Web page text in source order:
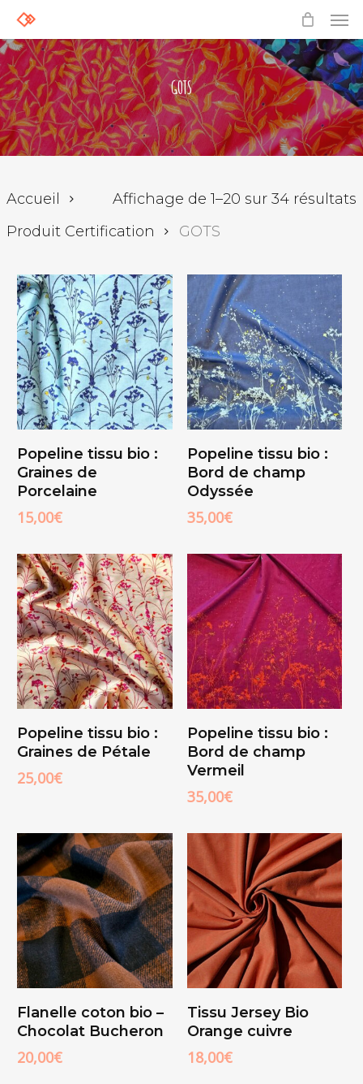
Skip
main
content
GOTS
Affichage de 1–20 sur 34 résultats
Accueil
Produit Certification
GOTS
Ajouter Au
Panier
Popeline tissu bio :
Graines de
Porcelaine
15,00€
Ajouter Au
Panier
Popeline tissu bio :
Bord de champ
Odyssée
35,00€
Ajouter Au
Panier
Popeline tissu bio :
Graines de Pétale
25,00€
Ajouter Au
Panier
Popeline tissu bio :
Bord de champ
Vermeil
35,00€
Ajouter Au
Panier
Flanelle coton bio –
Chocolat Bucheron
20,00€
Ajouter Au
Panier
Tissu Jersey Bio
Orange cuivre
18,00€